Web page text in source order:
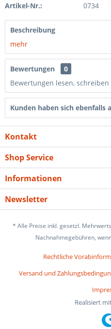
Artikel-Nr.: 0734
Beschreibung
mehr
Bewertungen
0
Bewertungen lesen,
Kunden haben sich ebenfalls
Kontakt
Shop Service
Informationen
Newsletter
* Alle Preise inkl. gesetzl.
Nachnahmegebühren,
Rechtliche
Versand und
Realisiert